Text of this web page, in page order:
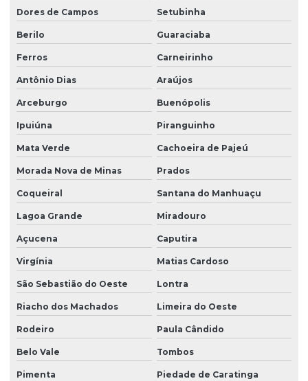
Dores de Campos Setubinha
Berilo Guaraciaba
Ferros Carneirinho
Antônio Dias Araújos
Arceburgo Buenópolis
Ipuiúna Piranguinho
Mata Verde Cachoeira de Pajeú
Morada Nova de Minas Prados
Coqueiral Santana do Manhuaçu
Lagoa Grande Miradouro
Açucena Caputira
Virgínia Matias Cardoso
São Sebastião do Oeste Lontra
Riacho dos Machados Limeira do Oeste
Rodeiro Paula Cândido
Belo Vale Tombos
Pimenta Piedade de Caratinga